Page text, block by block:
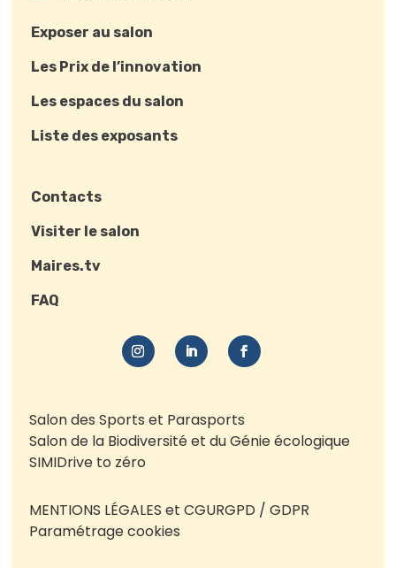
Exposer au salon
Les Prix de l’innovation
Les espaces du salon
Liste des exposants
Contacts
Visiter le salon
Maires.tv
FAQ
Salon des Sports et Parasports
Salon de la Biodiversité et du Génie écologique
SIMIDrive to zéro
MENTIONS LÉGALES et CGURGPD / GDPR
Paramétrage cookies